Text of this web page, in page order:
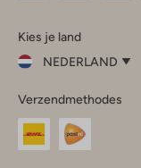
InstagramFacebook
Kies je land
NEDERLAND
je
land
Nederland
Verzendmethodes